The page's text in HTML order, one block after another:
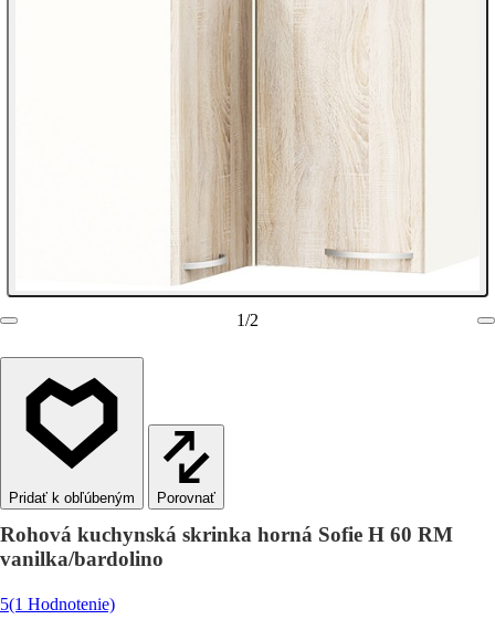
1/2
Porovnať
Rohová kuchynská skrinka horná Sofie H 60 RM
vanilka/bardolino
5(1 Hodnotenie)